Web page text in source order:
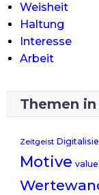
Weisheit
Haltung
Interesse
Arbeit
Themen
Zeitgeist
Motive